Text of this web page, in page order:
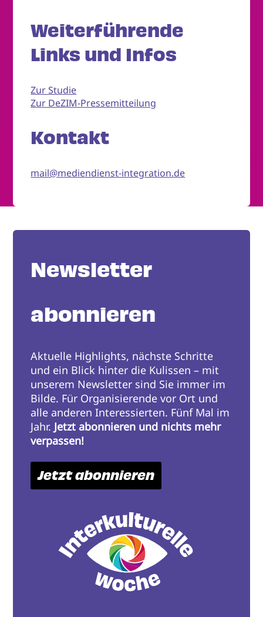
Weiterführende
Links und Infos
Zur Studie
Zur DeZIM-Pressemitteilung
Kontakt
mail@mediendienst-integration.de
Newsletter
abonnieren
Aktuelle Highlights, nächste Schritte
und ein Blick hinter die Kulissen – mit
unserem Newsletter sind Sie immer im
Bilde. Für Organisierende vor Ort und
alle anderen Interessierten. Fünf Mal im
Jahr. Jetzt abonnieren und nichts mehr
verpassen!
Jetzt abonnieren